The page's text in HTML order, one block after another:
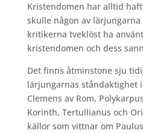
Kristendomen har alltid
skulle någon av
kritikerna tveklöst ha
kristendomen och dess
Det finns åtminstone sju
lärjungarnas ståndaktighet
Clemens av Rom,
Korinth, Tertullianus och
källor som vittnar om